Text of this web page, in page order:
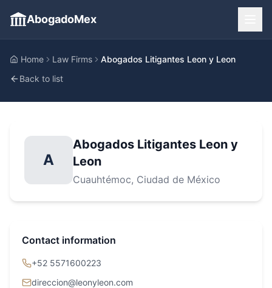
AbogadoMex
Home Law Firms
Abogados Litigantes Leon y Leon
Back to list
A
Abogados Litigantes Leon y
Leon
Cuauhtémoc, Ciudad de México
Contact information
+52 5571600223
direccion@leonyleon.com